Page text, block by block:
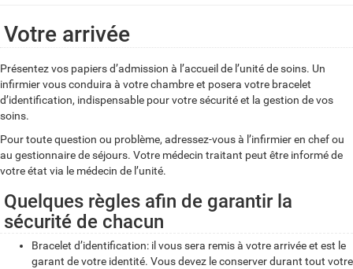
Votre arrivée
Présentez vos papiers d’admission à l’accueil de l’unité de soins. Un
infirmier vous conduira à votre chambre et posera votre bracelet
d’identification, indispensable pour votre sécurité et la gestion de vos
soins.
Pour toute question ou problème, adressez-vous à l’infirmier en chef ou
au gestionnaire de séjours. Votre médecin traitant peut être informé de
votre état via le médecin de l’unité.
Quelques règles afin de garantir la
sécurité de chacun
Bracelet d’identification: il vous sera remis à votre arrivée et est le
garant de votre identité. Vous devez le conserver durant tout votre